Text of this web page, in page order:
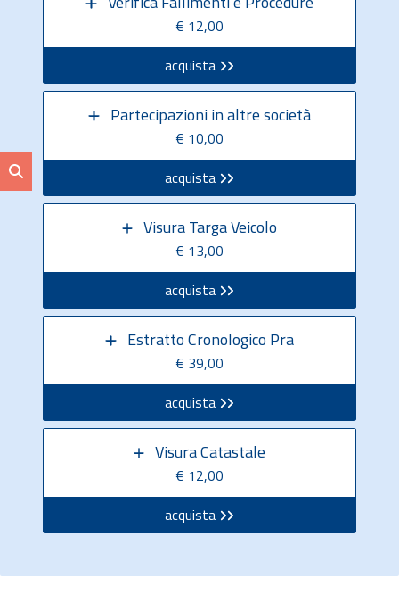
€ 12,00
acquista
Partecipazioni in altre società
€ 10,00
acquista
Visura Targa Veicolo
€ 13,00
acquista
Estratto Cronologico Pra
€ 39,00
acquista
Visura Catastale
€ 12,00
acquista